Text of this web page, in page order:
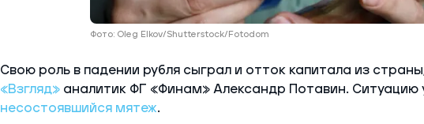
Фото: Oleg Elkov/Shutterstock/Fotodom
Свою роль в падении рубля сыграл и отток капитала из
«Взгляд»аналитик ФГ «Финам» Александр Потавин. Ситуацию
несостоявшийся мятеж.